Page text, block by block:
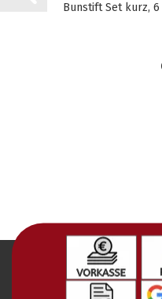
Bunstift Set kurz, 6